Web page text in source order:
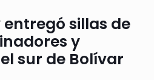
sillas de
y
sur de Bolívar